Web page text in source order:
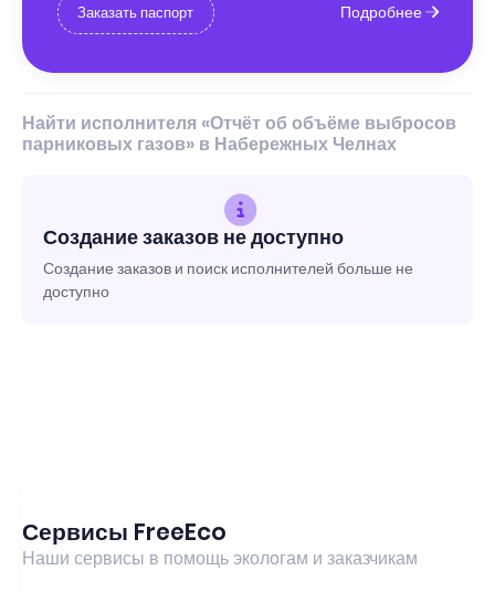
Заказать паспорт Подробнее
Найти исполнителя «Отчёт об объёме выбросов
парниковых газов» в Набережных Челнах
Создание заказов не доступно
Создание заказов и поиск исполнителей больше не
доступно
Сервисы FreeEco
Наши сервисы в помощь экологам и заказчикам